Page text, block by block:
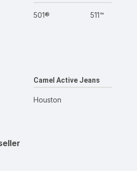
501® 511™
Camel Active Jeans
Houston